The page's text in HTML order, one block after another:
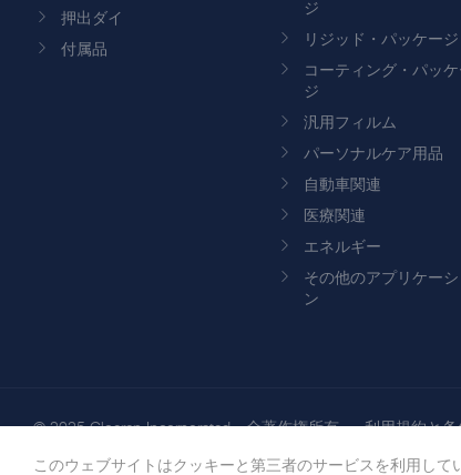
押出ダイ
付属品
ジ
リジッド・パッケージ
コーティング・パッケ
ジ
汎用フィルム
パーソナルケア用品
自動車関連
医療関連
エネルギー
その他のアプリケーシ
ン
© 2025 Cloeren Incorporated。全著作権所有。-利用規約と条
このウェブサイトはクッキーと第三者のサービスを利用し